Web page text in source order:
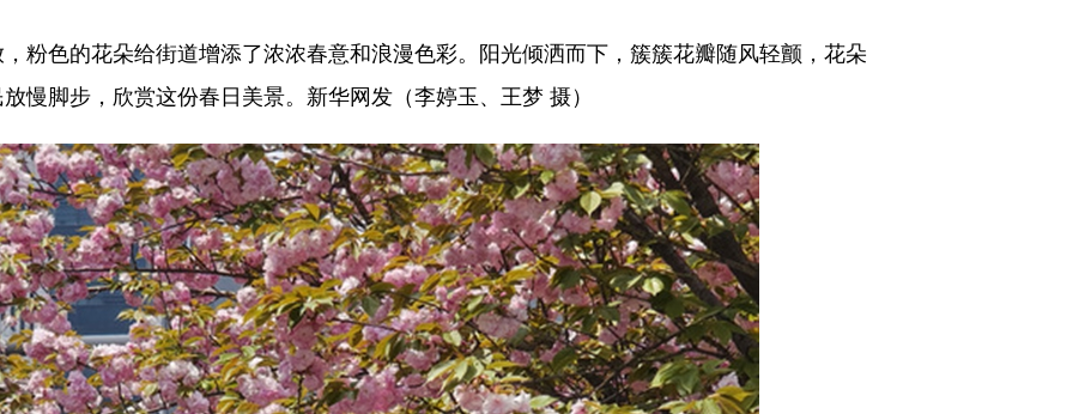
色的花朵给街道增添了浓浓春意和浪漫色彩。阳光倾洒而下，簇簇花瓣随风轻颤，花朵
慢脚步，欣赏这份春日美景。新华网发（李婷玉、王梦 摄）